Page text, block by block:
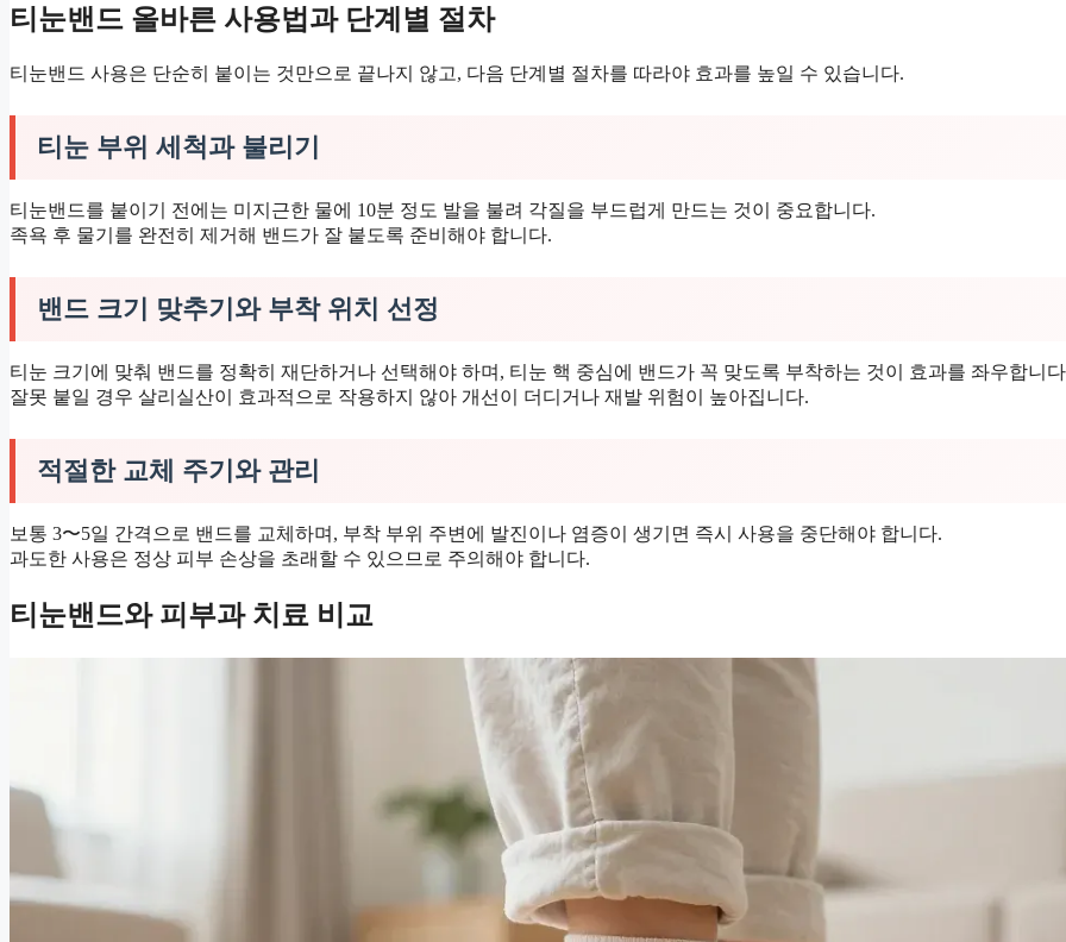
티눈밴드 올바른 사용법과 단계별 절차
티눈밴드 사용은 단순히 붙이는 것만으로 끝나지 않고, 다음 단계별 절차를 따라야 효과를 높일 수 있습니다.
티눈 부위 세척과 불리기
티눈밴드를 붙이기 전에는 미지근한 물에 10분 정도 발을 불려 각질을 부드럽게 만드는 것이 중요합니다.
족욕 후 물기를 완전히 제거해 밴드가 잘 붙도록 준비해야 합니다.
밴드 크기 맞추기와 부착 위치 선정
티눈 크기에 맞춰 밴드를 정확히 재단하거나 선택해야 하며, 티눈 핵 중심에 밴드가 꼭 맞도록 부착하는 것이 효과를 좌우합니
잘못 붙일 경우 살리실산이 효과적으로 작용하지 않아 개선이 더디거나 재발 위험이 높아집니다.
적절한 교체 주기와 관리
보통 3〜5일 간격으로 밴드를 교체하며, 부착 부위 주변에 발진이나 염증이 생기면 즉시 사용을 중단해야 합니다.
과도한 사용은 정상 피부 손상을 초래할 수 있으므로 주의해야 합니다.
티눈밴드와 피부과 치료 비교